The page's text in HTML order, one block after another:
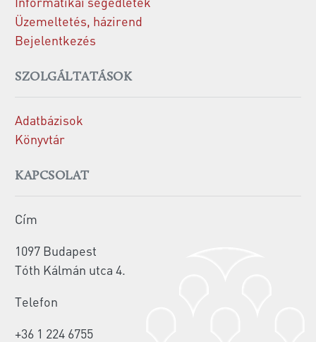
Üzemeltetés, házirend
Bejelentkezés
SZOLGÁLTATÁSOK
Adatbázisok
Könyvtár
KAPCSOLAT
Cím
1097 Budapest
Tóth Kálmán utca 4.
Telefon
+36 1 224 6755